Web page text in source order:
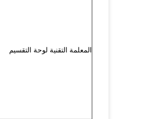
المعلمة التقنية لوحة التقسيم